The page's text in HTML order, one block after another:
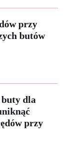
przy
butów
dla
przy